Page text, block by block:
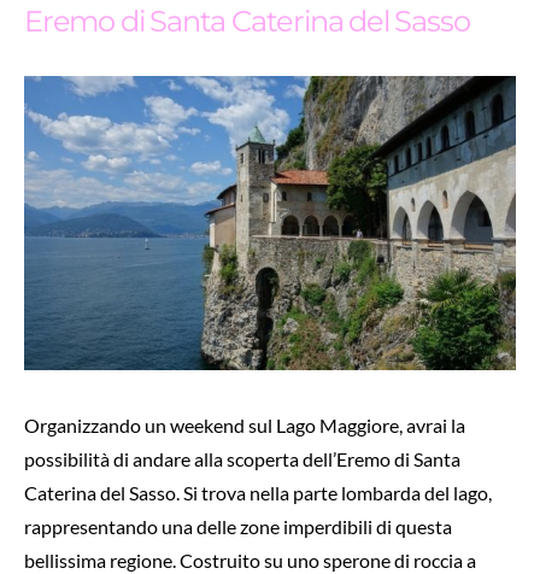
Eremo di Santa Caterina del Sasso
Organizzando un weekend sul Lago Maggiore, avrai la
possibilità di andare alla scoperta dell’Eremo di Santa
Caterina del Sasso. Si trova nella parte lombarda del lago,
rappresentando una delle zone imperdibili di questa
bellissima regione. Costruito su uno sperone di roccia a